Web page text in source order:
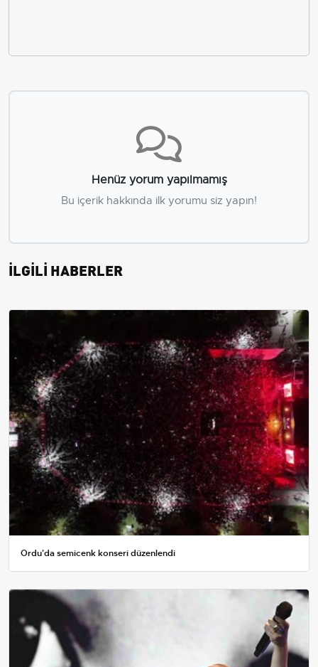
Henüz yorum yapılmamış
Bu içerik hakkında ilk yorumu siz yapın!
İLGİLİ HABERLER
Ordu'da semicenk konseri düzenlendi